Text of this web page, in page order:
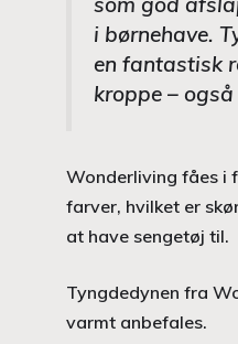
i børnehave.
en fantastisk
kroppe –
Wonderliving fåes i
farver, hvilket er
at have sengetøj til.
Tyngdedynen fra
varmt anbefales.